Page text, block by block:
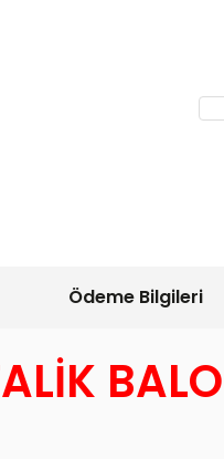
Ödeme Bilgileri